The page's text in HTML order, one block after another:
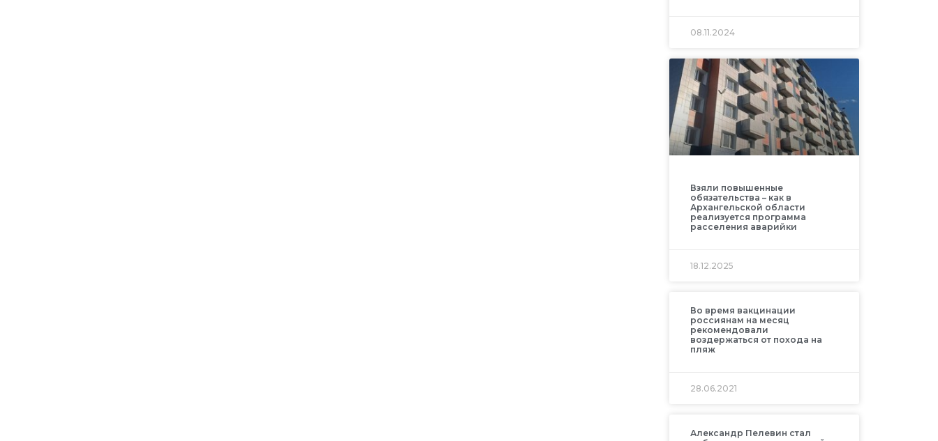
08.11.2024
Взяли повышенные
обязательства – как в
Архангельской области
реализуется программа
расселения аварийки
18.12.2025
Во время вакцинации
россиянам на месяц
рекомендовали
воздержаться от похода на
пляж
28.06.2021
Александр Пелевин стал